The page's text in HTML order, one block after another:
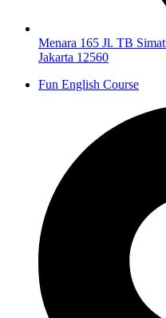
Menara 165 Jl. TB
Jakarta 12560
Fun English Course